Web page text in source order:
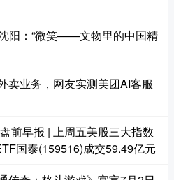
阳：“微笑——文物里的中国精
卖业务，网友实测美团AI客服
前早报 | 上周五美股三大指数
国泰(159516)成交59.49亿元